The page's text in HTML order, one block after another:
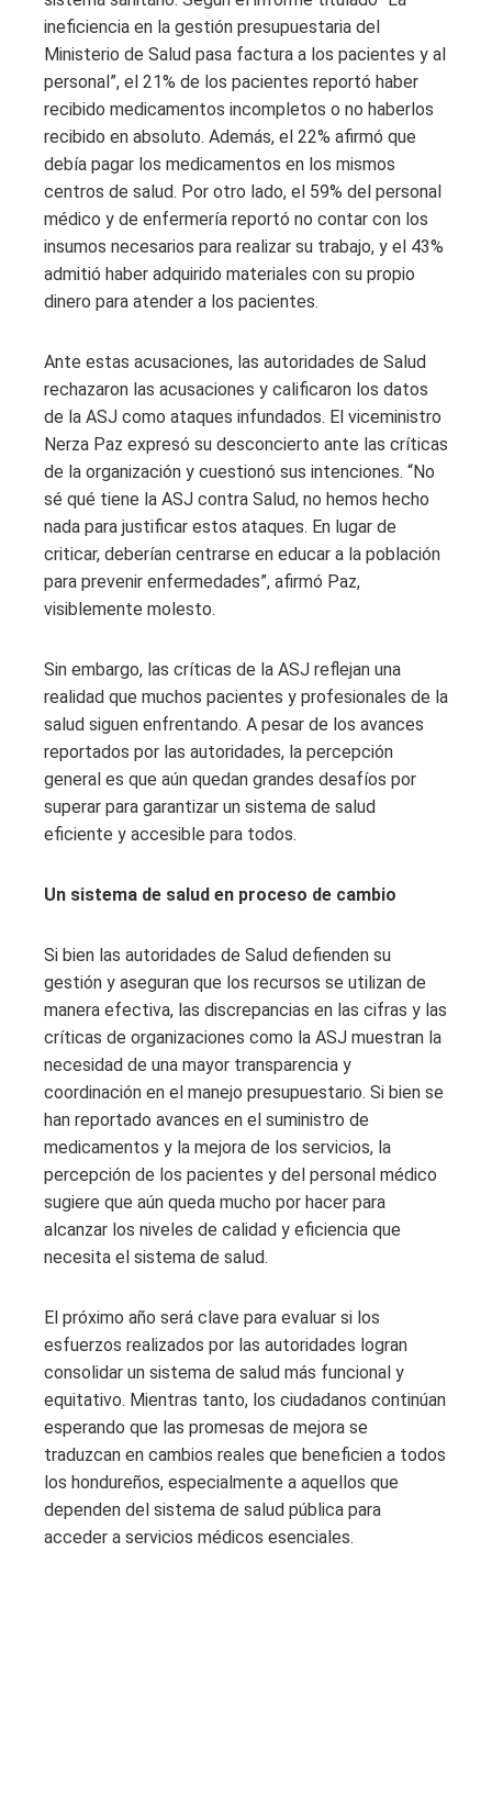
ineficiencia en la gestión presupuestaria del
Ministerio de Salud pasa factura a los pacientes y al
personal”, el 21% de los pacientes reportó haber
recibido medicamentos incompletos o no haberlos
recibido en absoluto. Además, el 22% afirmó que
debía pagar los medicamentos en los mismos
centros de salud. Por otro lado, el 59% del personal
médico y de enfermería reportó no contar con los
insumos necesarios para realizar su trabajo, y el 43%
admitió haber adquirido materiales con su propio
dinero para atender a los pacientes.
Ante estas acusaciones, las autoridades de Salud
rechazaron las acusaciones y calificaron los datos
de la ASJ como ataques infundados. El viceministro
Nerza Paz expresó su desconcierto ante las críticas
de la organización y cuestionó sus intenciones. “No
sé qué tiene la ASJ contra Salud, no hemos hecho
nada para justificar estos ataques. En lugar de
criticar, deberían centrarse en educar a la población
para prevenir enfermedades”, afirmó Paz,
visiblemente molesto.
Sin embargo, las críticas de la ASJ reflejan una
realidad que muchos pacientes y profesionales de la
salud siguen enfrentando. A pesar de los avances
reportados por las autoridades, la percepción
general es que aún quedan grandes desafíos por
superar para garantizar un sistema de salud
eficiente y accesible para todos.
Un sistema de salud en proceso de cambio
Si bien las autoridades de Salud defienden su
gestión y aseguran que los recursos se utilizan de
manera efectiva, las discrepancias en las cifras y las
críticas de organizaciones como la ASJ muestran la
necesidad de una mayor transparencia y
coordinación en el manejo presupuestario. Si bien se
han reportado avances en el suministro de
medicamentos y la mejora de los servicios, la
percepción de los pacientes y del personal médico
sugiere que aún queda mucho por hacer para
alcanzar los niveles de calidad y eficiencia que
necesita el sistema de salud.
El próximo año será clave para evaluar si los
esfuerzos realizados por las autoridades logran
consolidar un sistema de salud más funcional y
equitativo. Mientras tanto, los ciudadanos continúan
esperando que las promesas de mejora se
traduzcan en cambios reales que beneficien a todos
los hondureños, especialmente a aquellos que
dependen del sistema de salud pública para
acceder a servicios médicos esenciales.